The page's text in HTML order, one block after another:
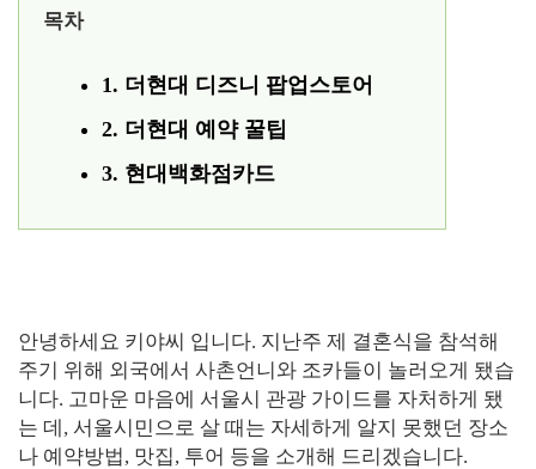
목차
1. 더현대 디즈니 팝업스토어
2. 더현대 예약 꿀팁
3. 현대백화점카드
안녕하세요 키야씨 입니다. 지난주 제 결혼식을 참석해
주기 위해 외국에서 사촌언니와 조카들이 놀러오게 됐습
니다. 고마운 마음에 서울시 관광 가이드를 자처하게 됐
는 데, 서울시민으로 살 때는 자세하게 알지 못했던 장소
나 예약방법, 맛집, 투어 등을 소개해 드리겠습니다.